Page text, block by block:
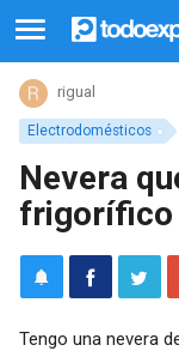
Electrodomésticos
rigual
Nevera
frigorífico
Tengo una nevera